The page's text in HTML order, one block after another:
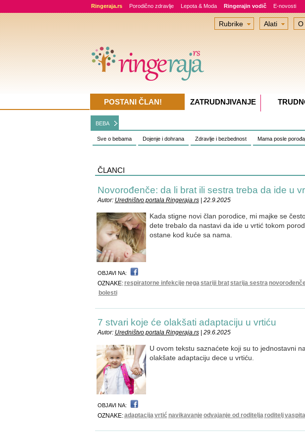
Ringeraja.rs Porodično zdravlje Lepota & Moda Ringerajin vodič E-novosti
BEBA
Sve o bebama Dojenje i dohrana Zdravlje i bezbednost Mama posle
ČLANCI
Novorođenče: da li brat ili sestra treba da ide u
Autor: Uredništvo portala Ringeraja.rs| 22.9.2025
Kada stigne novi član porodice, mi majke se
dete trebalo da nastavi da ide u vrtić tokom
ostane kod kuće sa nama.
OBJAVI NA:
OZNAKE: respiratorne infekcije negastariji bratstarija sestra
bolesti
7 stvari koje će olakšati adaptaciju u vrtiću
Autor: Uredništvo portala Ringeraja.rs| 29.6.2025
U ovom tekstu saznaćete koji su to jednostavni
olakšate adaptaciju dece u vrtiću.
OBJAVI NA:
OZNAKE:adaptacijavrtić navikavanjeodvajanje od roditelja roditelj
Rubrike Alati O
POSTANI ČLAN! ZATRUDNJIVANJE